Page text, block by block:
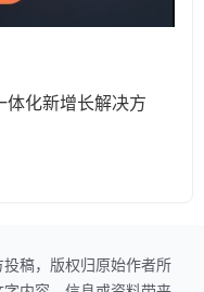
体化新增长解决方
稿，版权归原始作者所